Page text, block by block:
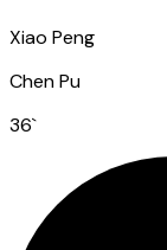
Xiao Peng
Chen Pu
36`